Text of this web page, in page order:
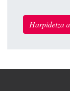
Harpidetza